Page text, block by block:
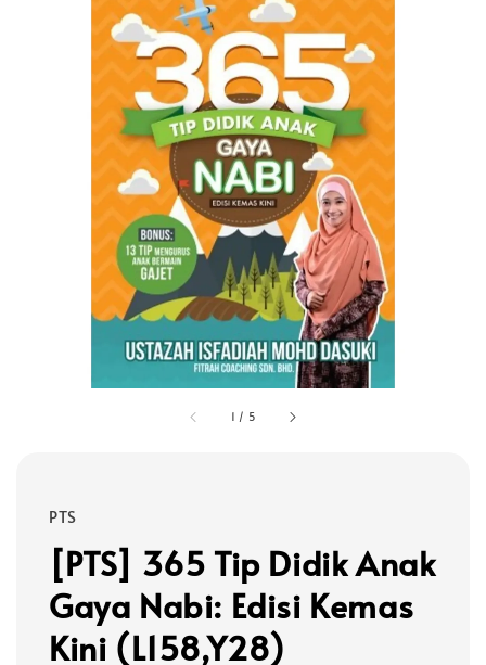
1 / 5
PTS
[PTS] 365 Tip Didik Anak
Gaya Nabi: Edisi Kemas
Kini (L158,Y28)